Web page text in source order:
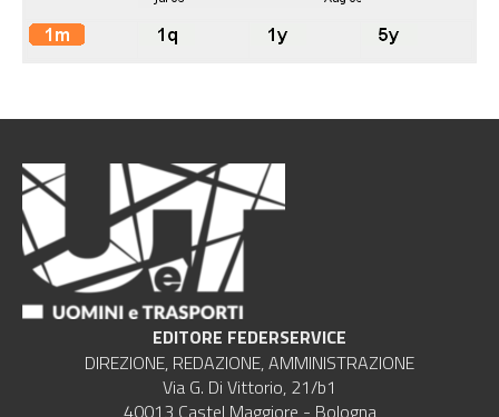
EDITORE FEDERSERVICE
DIREZIONE, REDAZIONE, AMMINISTRAZIONE
Via G. Di Vittorio, 21/b1